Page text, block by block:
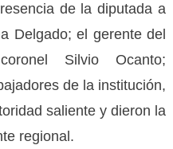
de la diputada a
Delgado; el gerente del
Silvio Ocanto;
de la institución,
saliente y dieron la
regional.